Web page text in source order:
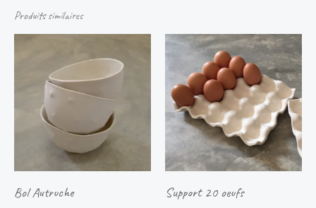
Produits similaires
Bol Autruche
prix :
10,00 €
à
16,00 €
Support 20 oeufs